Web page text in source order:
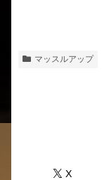
マッスルアップ
X